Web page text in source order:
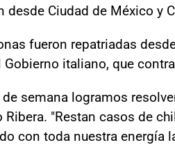
desde Ciudad de México y
fueron repatriadas
italiano, que
semana logramos
"Restan casos de
con toda nuestra energía